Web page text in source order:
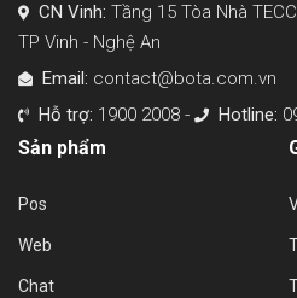
CN Vinh: Tầng 15 Tòa Nhà
TP Vinh - Nghệ An
Email: contact@bota.com.vn
Hỗ trợ: 1900 2008 - Hotline:
Sản phẩm
Pos
Web
Chat